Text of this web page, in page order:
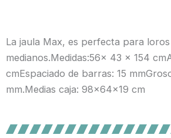
La jaula Max, es perfecta para
medianos.Medidas:56x 43 x 154
cmEspaciado de barras: 15
mm.Medias caja: 98x64x19 cm